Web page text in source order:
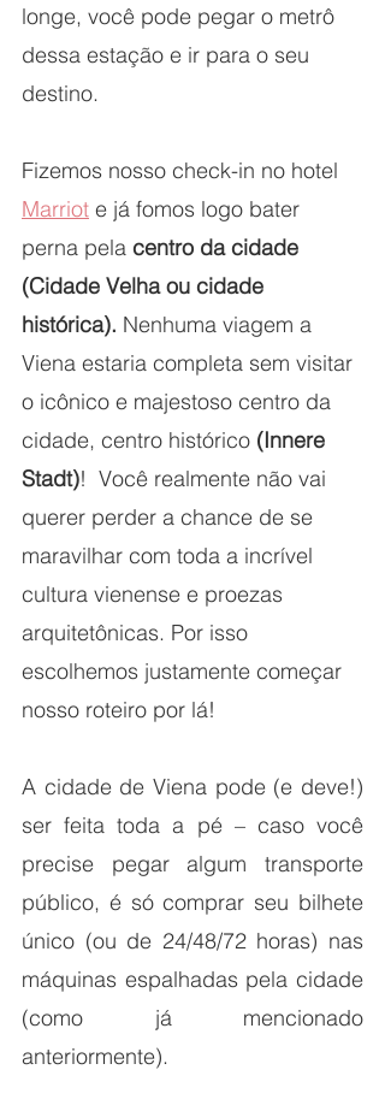
longe, você pode pegar o metrô
dessa estação e ir para o seu
destino.
Fizemos nosso check-in no hotel
Marriot e já fomos logo bater
perna pela centro da cidade
(Cidade Velha ou cidade
histórica). Nenhuma viagem a
Viena estaria completa sem visitar
o icônico e majestoso centro da
cidade, centro histórico (Innere
Stadt)!  Você realmente não vai
querer perder a chance de se
maravilhar com toda a incrível
cultura vienense e proezas
arquitetônicas. Por isso
escolhemos justamente começar
nosso roteiro por lá!
A cidade de Viena pode (e deve!)
ser feita toda a pé – caso você
precise pegar algum transporte
público, é só comprar seu bilhete
único (ou de 24/48/72 horas) nas
máquinas espalhadas pela cidade
(como já mencionado
anteriormente).